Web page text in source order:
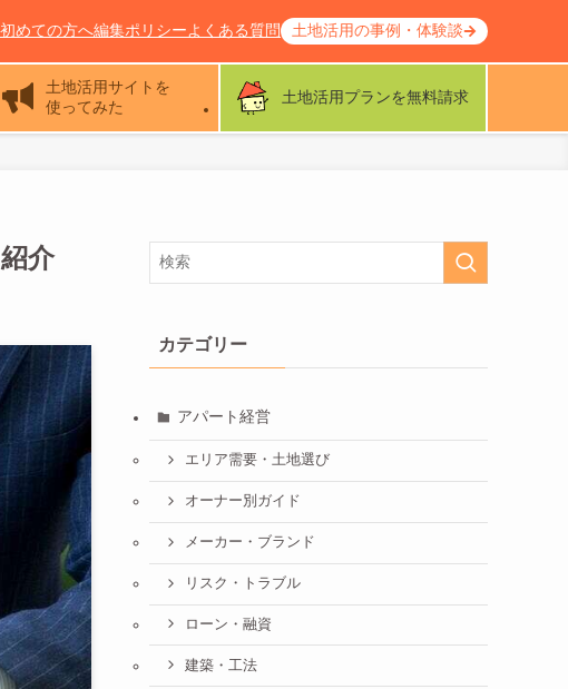
土地活用サイトを
使ってみた
土地活用プランを無料請求
初めての方へ編集ポリシーよくある質問 土地活用の事例・体験談
介
カテゴリー
アパート経営
エリア需要・土地選び
オーナー別ガイド
メーカー・ブランド
リスク・トラブル
ローン・融資
建築・工法